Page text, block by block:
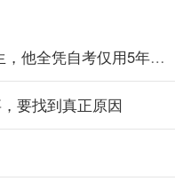
从装卸工到北京大学研究生，他全凭自考仅用5年时间
要找到真正原因